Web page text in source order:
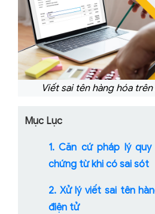
Viết sai tên hàng hóa
Mục Lục
1. Căn cứ pháp lý
chứng từ khi có sai sót
2. Xử lý viết sai tên
điện tử